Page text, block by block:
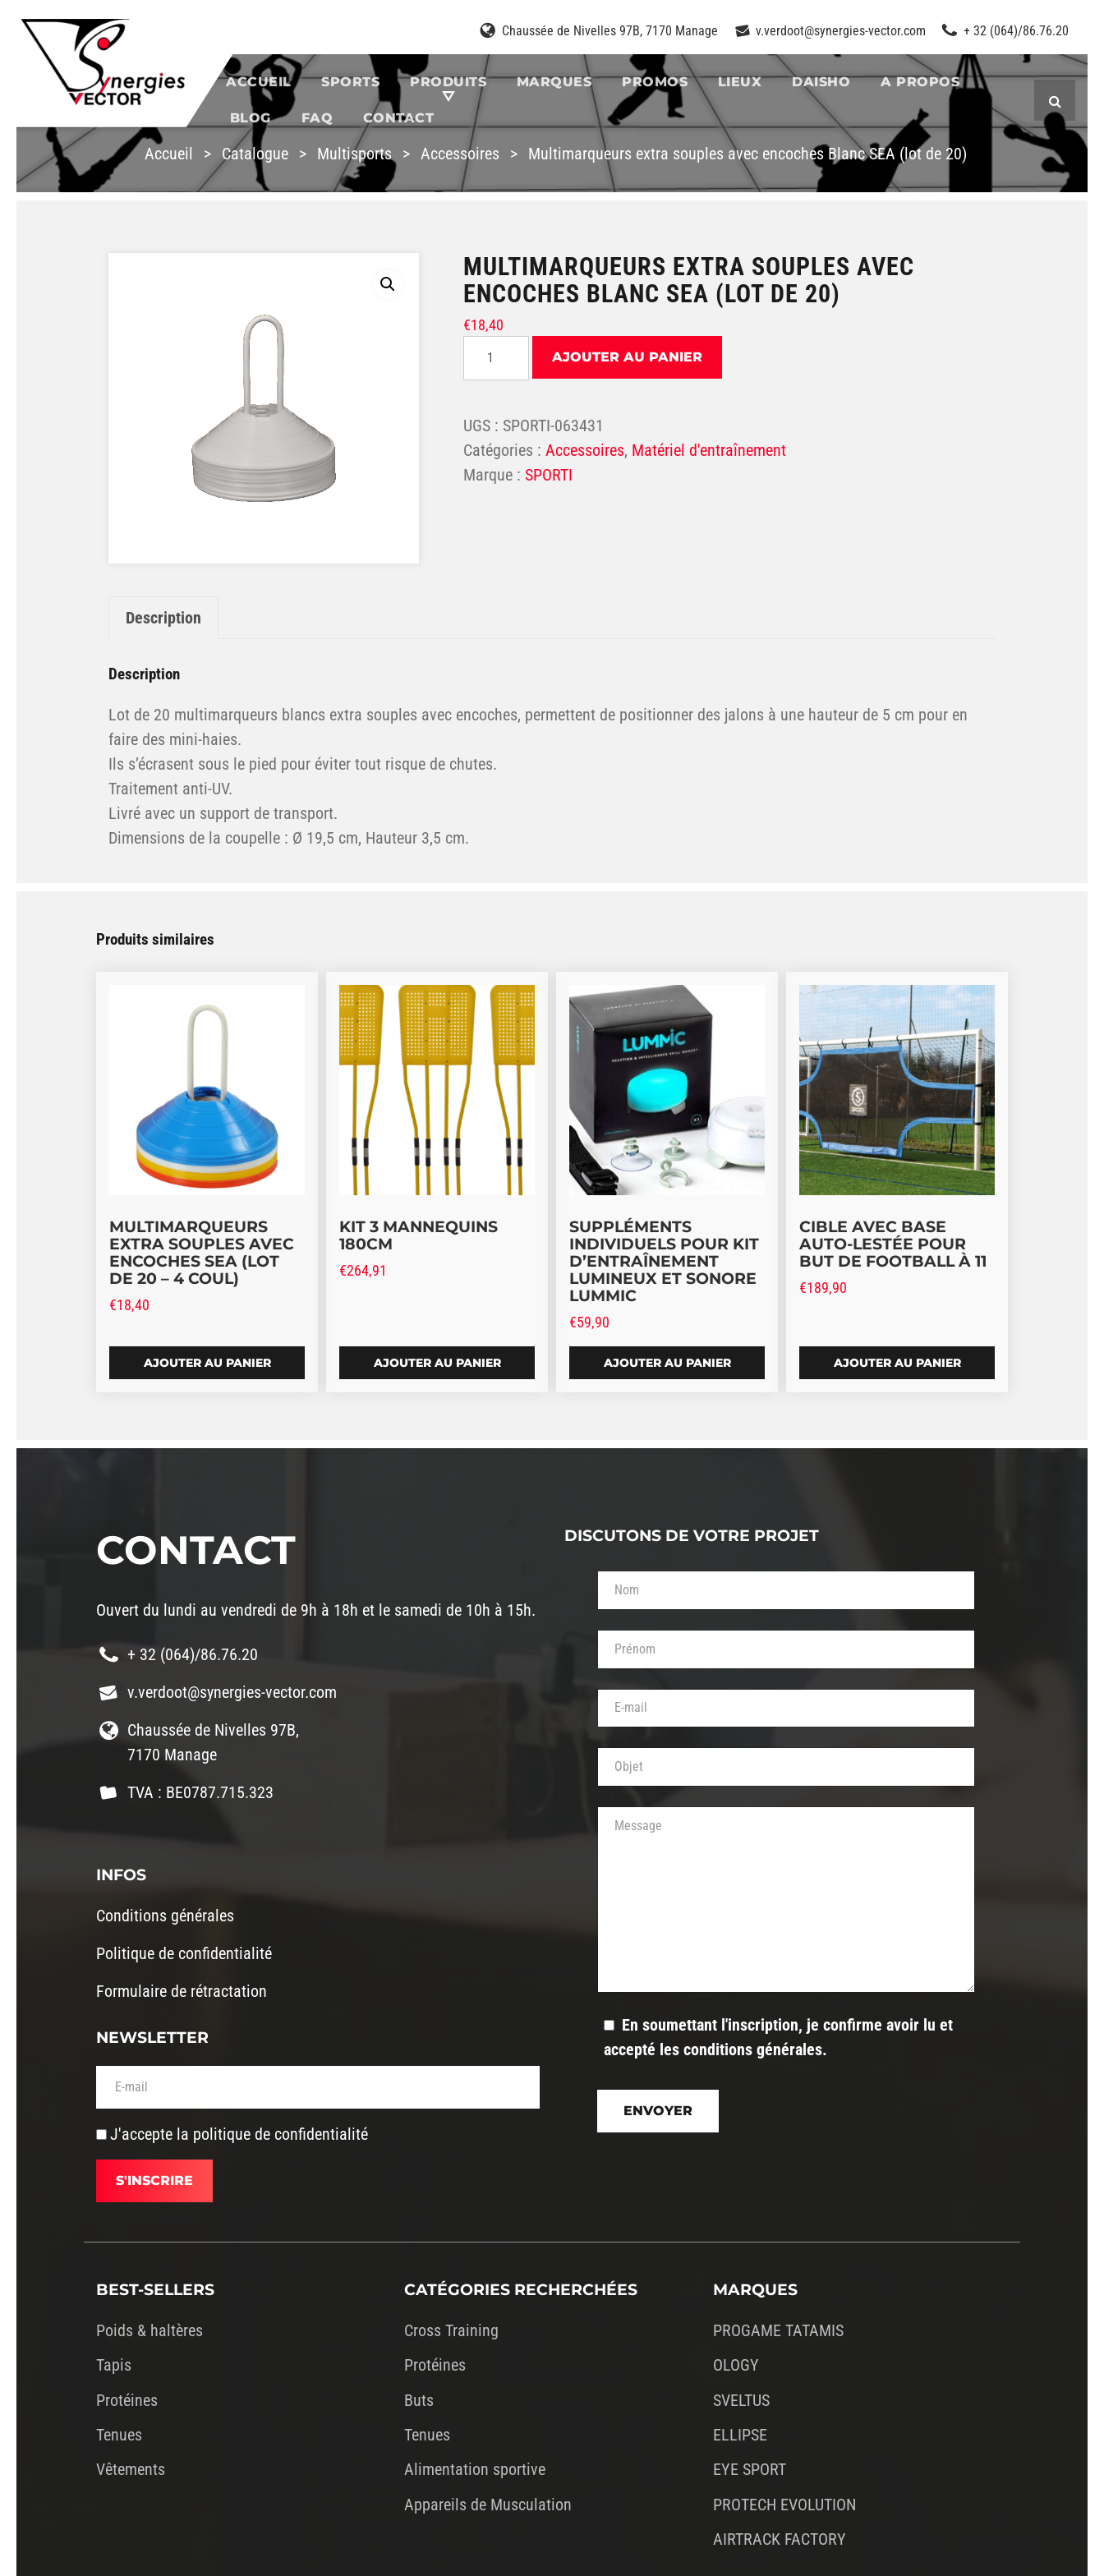
+ 32 (064)/86.76.20
v.verdoot@synergies-vector.com
Chaussée de Nivelles 97B, 7170 Manage
SYNERGIES VECTOR
ACCUEIL SPORTS PRODUITS MARQUES PROMOS LIEUX DAISHO A PROPOS
BLOG FAQ CONTACT
Accueil > Catalogue > Multisports > Accessoires > Multimarqueurs extra souples avec encoches Blanc SEA (lot de 20)
MULTIMARQUEURS EXTRA SOUPLES AVEC
ENCOCHES BLANC SEA (LOT DE 20)
€18,40
quantité de Multimarqueurs extra souples avec encoches Blanc SEA (lot de 20)
AJOUTER AU PANIER
UGS : SPORTI-063431
Catégories : Accessoires, Matériel d'entraînement
SPORTI
Description
Description
Lot de 20 multimarqueurs blancs extra souples avec encoches, permettent de positionner des jalons à une hauteur de 5 cm pour en
faire des mini-haies.
Ils s’écrasent sous le pied pour éviter tout risque de chutes.
Traitement anti-UV.
Livré avec un support de transport.
Dimensions de la coupelle : Ø 19,5 cm, Hauteur 3,5 cm.
Produits similaires
MULTIMARQUEURS
EXTRA SOUPLES AVEC
ENCOCHES SEA (LOT
DE 20 – 4 COUL)
€18,40
AJOUTER AU PANIER
KIT 3 MANNEQUINS
180CM
€264,91
AJOUTER AU PANIER
SUPPLÉMENTS
INDIVIDUELS POUR KIT
D’ENTRAÎNEMENT
LUMINEUX ET SONORE
LUMMIC
€59,90
AJOUTER AU PANIER
CIBLE AVEC BASE
AUTO-LESTÉE POUR
BUT DE FOOTBALL À 11
€189,90
AJOUTER AU PANIER
CONTACT
Ouvert du lundi au vendredi de 9h à 18h et le samedi de 10h à 15h.
+ 32 (064)/86.76.20
v.verdoot@synergies-vector.com
Chaussée de Nivelles 97B,
7170 Manage
TVA : BE0787.715.323
INFOS
Conditions générales
Politique de confidentialité
Formulaire de rétractation
NEWSLETTER
Votre adresse de messagerie (obligatoire)
J'accepte la politique de confidentialité
DISCUTONS DE VOTRE PROJET
Votre nom (obligatoire)
Votre prénom (obligatoire)
Votre adresse de messagerie (obligatoire)
Objet de votre message (obligatoire)
Votre message
En soumettant l'inscription, je confirme avoir lu et
accepté les conditions générales.
Veuillez
laisser
ce
BEST-SELLERS
Poids & haltères
Tapis
Protéines
Tenues
Vêtements
CATÉGORIES RECHERCHÉES
Cross Training
Protéines
Buts
Tenues
Alimentation sportive
Appareils de Musculation
MARQUES
PROGAME TATAMIS
OLOGY
SVELTUS
ELLIPSE
EYE SPORT
PROTECH EVOLUTION
AIRTRACK FACTORY